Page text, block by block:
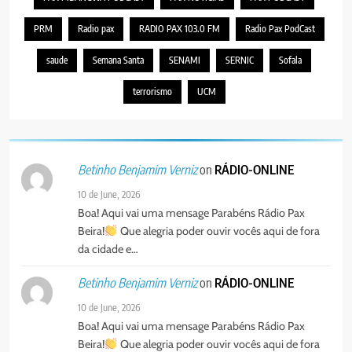
4
PAX NOTICIAS EDIÇÃO 03 DE
AGOSTO DE 2026
PORTUGUÊS
encontro de revitalização na
Diocese de Chimoio
PORTUGUÊS
“Um movimento eclesial sem
Cristo como centro é uma simples
organização humana” – defende o
Padre Mubango
PRM Radio pax RADIO PAX 103.0 FM Radio Pax PodCast
saude Semana Santa SENAMI SERNIC Sofala
terrorismo UCM
Betinho Benjamim Vernizon RÁDIO-ONLINE
10 de June, 2026
Boa! Aqui vai uma mensage Parabéns Rádio Pax
Beira!
Que alegria poder ouvir vocês aqui de fora
da cidade e…
Betinho Benjamim Vernizon RÁDIO-ONLINE
10 de June, 2026
Boa! Aqui vai uma mensage Parabéns Rádio Pax
Beira!
Que alegria poder ouvir vocês aqui de fora